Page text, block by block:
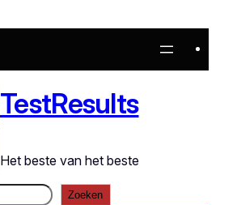
TestResults
Het beste van het beste
Zoeken